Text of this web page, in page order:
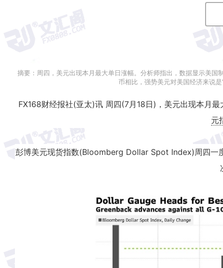
摘要： 周四，美元出现本月最大单日涨幅。分析师指出，数据显示美
币相比，强势美元对美国经济来说
FX168财经报社(亚太)讯 周四(7月18日)，美元出现本月
元
彭博美元现货指数(Bloomberg Dollar Spot Index)周四一